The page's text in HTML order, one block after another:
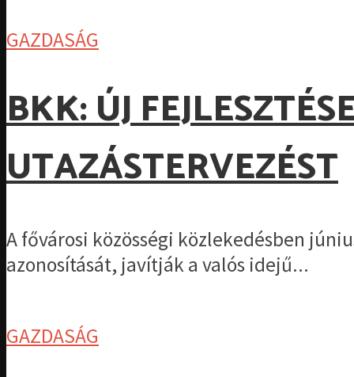
GAZDASÁG
BKK: ÚJ
UTAZÁSTERVEZÉST
A fővárosi közösségi közlekedésben
azonosítását, javítják a valós idejű...
GAZDASÁG